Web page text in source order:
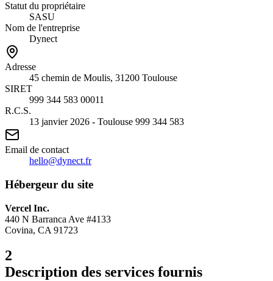
Statut du propriétaire
SASU
Nom de l'entreprise
Dynect
Adresse
45 chemin de Moulis, 31200 Toulouse
SIRET
999 344 583 00011
R.C.S.
13 janvier 2026 - Toulouse 999 344 583
Email de contact
hello@dynect.fr
Hébergeur du site
Vercel Inc.
440 N Barranca Ave #4133
Covina, CA 91723
2
Description des services fournis